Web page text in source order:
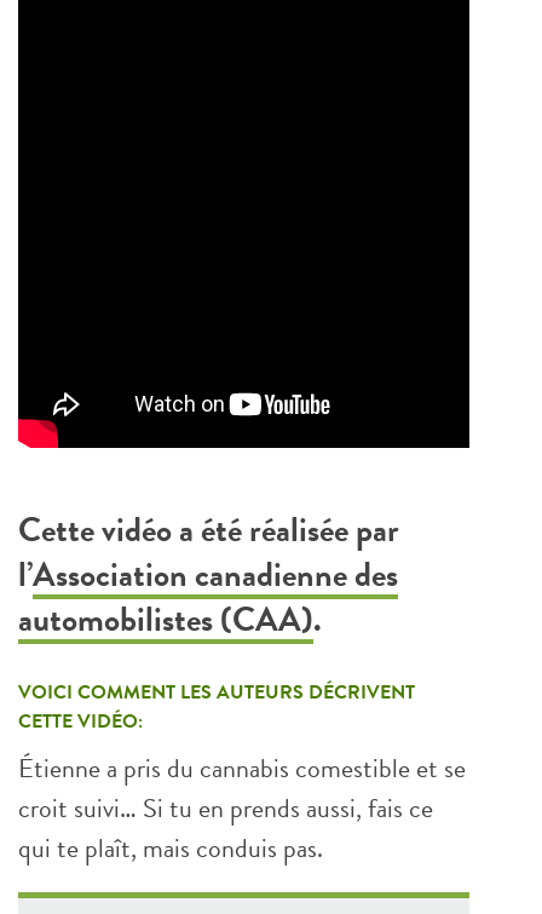
Cette vidéo a été réalisée par
l’Association canadienne des
automobilistes (CAA).
VOICI COMMENT LES AUTEURS DÉCRIVENT
CETTE VIDÉO:
Étienne a pris du cannabis comestible et se
croit suivi… Si tu en prends aussi, fais ce
qui te plaît, mais conduis pas.